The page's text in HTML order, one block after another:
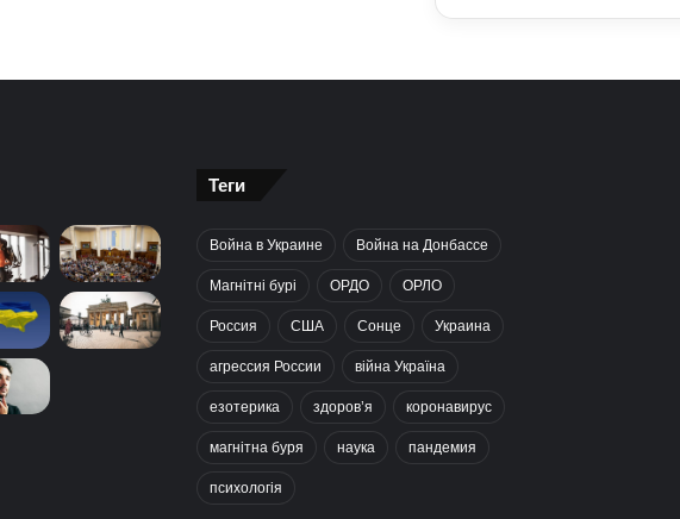
Теги
Война в Украине Война на Донбассе
Магнітні бурі ОРДО ОРЛО
Россия США Сонце Украина
агрессия России війна Україна
езотерика здоров’я коронавирус
магнітна буря наука пандемия
психологія